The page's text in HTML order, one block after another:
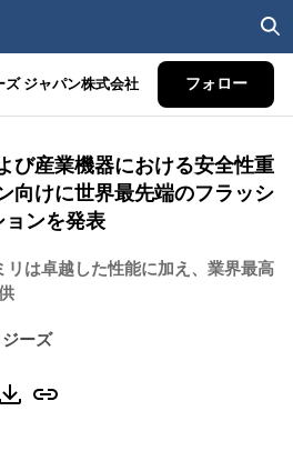
ズ ジャパン株式会社 フォロー
び産業機器における安全性重
向けに世界最先端のフラッシ
ョンを発表
リは卓越した性能に加え、業界最高
ーズ